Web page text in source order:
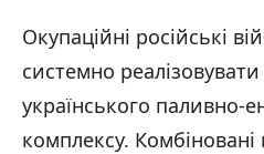
Окупаційні російські
системно
українського паливно-
комплексу. Комбіновані